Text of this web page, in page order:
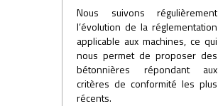
Nous suivons régulièrement
l’évolution de la réglementation
applicable aux machines, ce qui
nous permet de proposer des
bétonnières répondant aux
critères de conformité les plus
récents.